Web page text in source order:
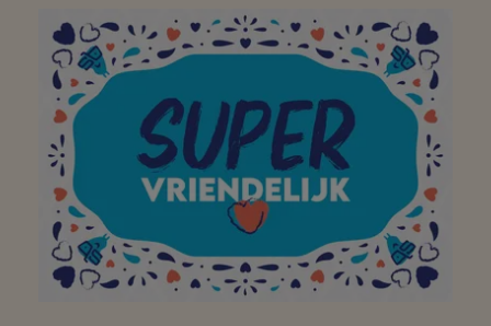
Aan mijn favoriete
buurtsuper waar ik met
plezier, en met de fiets
of te voet,
boodschappen kan gaan
doen! Bedankt!